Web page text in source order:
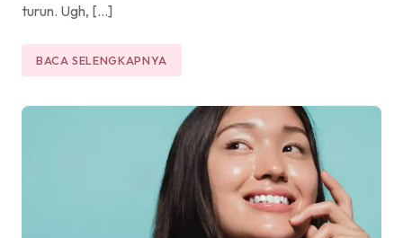
turun. Ugh, […]
BACA SELENGKAPNYA